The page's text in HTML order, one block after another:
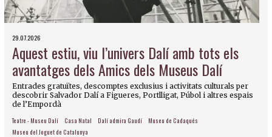
29.07.2026
Aquest estiu, viu l’univers Dalí amb tots els
avantatges dels Amics dels Museus Dalí
Entrades gratuïtes, descomptes exclusius i activitats culturals per
descobrir Salvador Dalí a Figueres, Portlligat, Púbol i altres espais
de l’Empordà
Teatre - Museu Dalí Casa Natal Dalí admira Gaudí
Museu de Cadaqués
Museu del Joguet de Catalunya